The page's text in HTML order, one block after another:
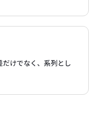
けでなく、系列とし